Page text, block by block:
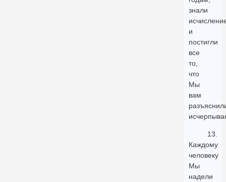
знали
и
постигли
все
то,
что
Мы
вам
13.
Каждому
человеку
Мы
надели